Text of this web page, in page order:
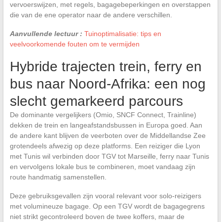
vervoerswijzen, met regels, bagagebeperkingen en overstappen
die van de ene operator naar de andere verschillen.
Aanvullende lectuur : Tuinoptimalisatie: tips en
veelvoorkomende fouten om te vermijden
Hybride trajecten trein, ferry en
bus naar Noord-Afrika: een nog
slecht gemarkeerd parcours
De dominante vergelijkers (Omio, SNCF Connect, Trainline)
dekken de trein en langeafstandsbussen in Europa goed. Aan
de andere kant blijven de veerboten over de Middellandse Zee
grotendeels afwezig op deze platforms. Een reiziger die Lyon
met Tunis wil verbinden door TGV tot Marseille, ferry naar Tunis
en vervolgens lokale bus te combineren, moet vandaag zijn
route handmatig samenstellen.
Deze gebruiksgevallen zijn vooral relevant voor solo-reizigers
met volumineuze bagage. Op een TGV wordt de bagagegrens
niet strikt gecontroleerd boven de twee koffers, maar de